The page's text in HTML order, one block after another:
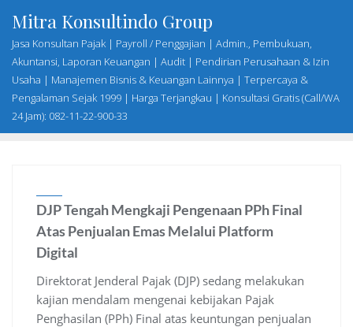
content
Mitra Konsultindo Group
Jasa Konsultan Pajak | Payroll / Penggajian | Admin., Pembukuan,
Akuntansi, Laporan Keuangan | Audit | Pendirian Perusahaan & Izin
Usaha | Manajemen Bisnis & Keuangan Lainnya | Terpercaya &
Pengalaman Sejak 1999 | Harga Terjangkau | Konsultasi Gratis (Call/WA
24 Jam): 082-11-22-900-33
DJP Tengah Mengkaji Pengenaan PPh Final
Atas Penjualan Emas Melalui Platform
Digital
Direktorat Jenderal Pajak (DJP) sedang melakukan
kajian mendalam mengenai kebijakan Pajak
Penghasilan (PPh) Final atas keuntungan penjualan